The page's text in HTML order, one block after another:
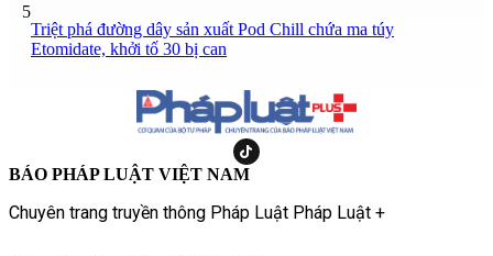
5
Triệt phá đường dây sản xuất Pod Chill chứa ma túy
Etomidate, khởi tố 30 bị can
BÁO PHÁP LUẬT VIỆT NAM
Chuyên trang truyền thông Pháp Luật Pháp Luật +